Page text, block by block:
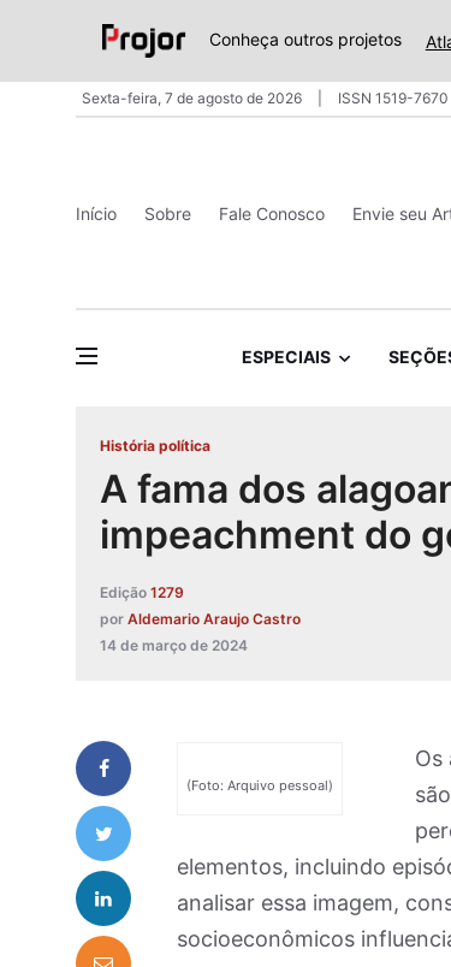
Conheça outros projetos
Sexta-feira, 7 de agosto de 2026 ISSN 1519-
Início Sobre Fale Conosco Envie seu
ESPECIAIS
História política
A fama dos
impeachment do
Edição 1279
por Aldemario Araujo Castro
14 de março de 2024
(Foto: Arquivo pessoal)
Os
elementos, incluindo
analisar essa imagem,
socioeconômicos